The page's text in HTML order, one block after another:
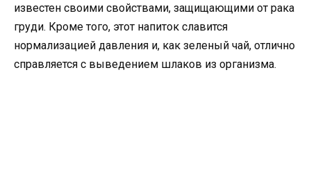
известен своими свойствами, защищающими от рака
груди. Кроме того, этот напиток славится
нормализацией давления и, как зеленый чай, отлично
справляется с выведением шлаков из организма.